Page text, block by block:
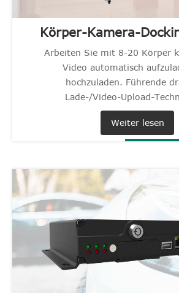
Körper-Kamera-
Arbeiten Sie mit 8-20 Körper
Video automatisch
hochzuladen. Führende
Lade-/Video-Upload-
Weiter lesen